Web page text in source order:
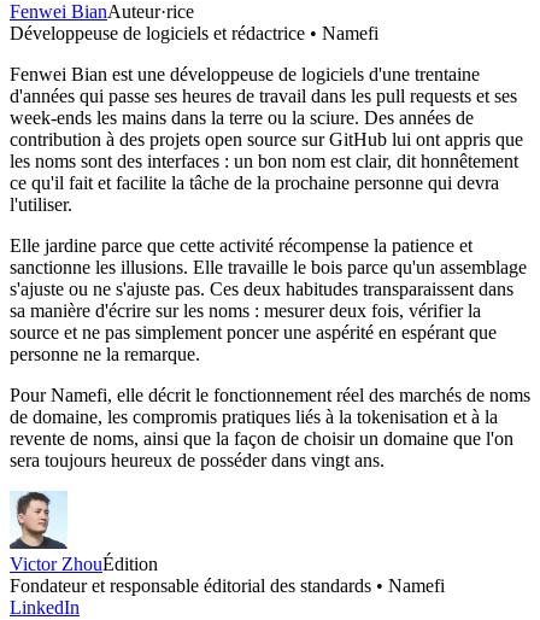
Fenwei BianAuteur·rice
Développeuse de logiciels et rédactrice • Namefi
Fenwei Bian est une développeuse de logiciels d'une trentaine
d'années qui passe ses heures de travail dans les pull requests et ses
week-ends les mains dans la terre ou la sciure. Des années de
contribution à des projets open source sur GitHub lui ont appris que
les noms sont des interfaces : un bon nom est clair, dit honnêtement
ce qu'il fait et facilite la tâche de la prochaine personne qui devra
l'utiliser.
Elle jardine parce que cette activité récompense la patience et
sanctionne les illusions. Elle travaille le bois parce qu'un assemblage
s'ajuste ou ne s'ajuste pas. Ces deux habitudes transparaissent dans
sa manière d'écrire sur les noms : mesurer deux fois, vérifier la
source et ne pas simplement poncer une aspérité en espérant que
personne ne la remarque.
Pour Namefi, elle décrit le fonctionnement réel des marchés de noms
de domaine, les compromis pratiques liés à la tokenisation et à la
revente de noms, ainsi que la façon de choisir un domaine que l'on
sera toujours heureux de posséder dans vingt ans.
Victor ZhouÉdition
Fondateur et responsable éditorial des standards • Namefi
LinkedIn